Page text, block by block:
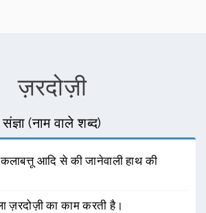
ज़रदोज़ी
संज्ञा (नाम वाले शब्द)
आदि से की जानेवाली हाथ की
ज़रदोज़ी का काम करती है।